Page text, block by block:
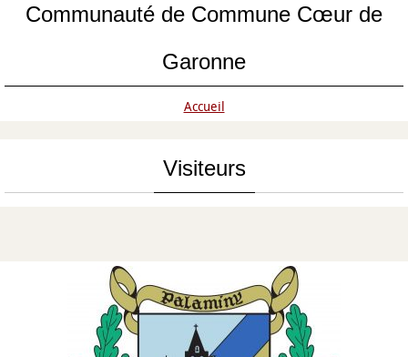
Communauté de Commune Cœur de
Garonne
Accueil
Visiteurs